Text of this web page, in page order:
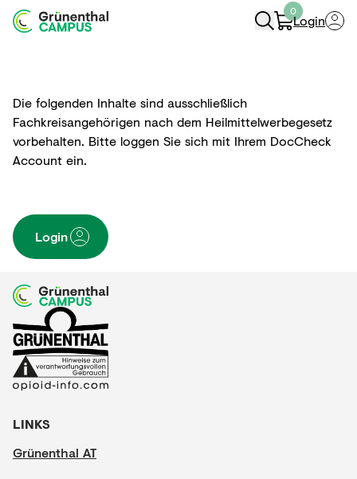
0
Login
Die folgenden Inhalte sind ausschließlich
Fachkreisangehörigen nach dem Heilmittelwerbegesetz
vorbehalten. Bitte loggen Sie sich mit Ihrem DocCheck
Account ein.
Login
LINKS
Grünenthal AT